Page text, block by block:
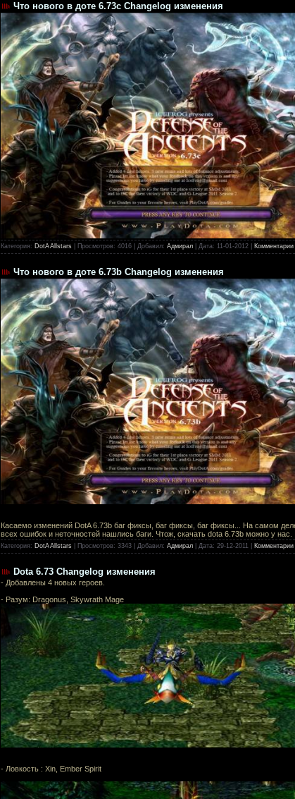
Что нового в доте 6.73c Changelog изменения
Категория: DotA Allstars Просмотров: 4016 Добавил: Адмирал Дата: 11-01-2012 Комментарии
Что нового в доте 6.73b Changelog изменения
Касаемо изменений DotA 6.73b баг фиксы, баг фиксы, баг фиксы... На самом
всех ошибок и неточностей нашлись баги. Чтож, скачать dota 6.73b можно у нас.
Категория: DotA Allstars Просмотров: 3343 Добавил: Адмирал Дата: 29-12-2011 Комментарии
Dota 6.73 Changelog изменения
- Добавлены 4 новых героев.
- Разум: Dragonus, Skywrath Mage
- Ловкость : Xin, Ember Spirit